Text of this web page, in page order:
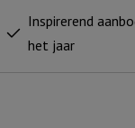
Inspirerend
het jaar